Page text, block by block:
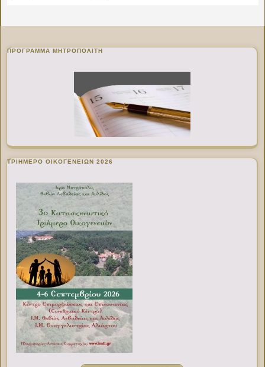
ΠΡΌΓΡΑΜΜΑ ΜΗΤΡΟΠΟΛΊΤΗ
ΤΡΙΗΜΕΡΟ ΟΙΚΟΓΕΝΕΙΩΝ 2026